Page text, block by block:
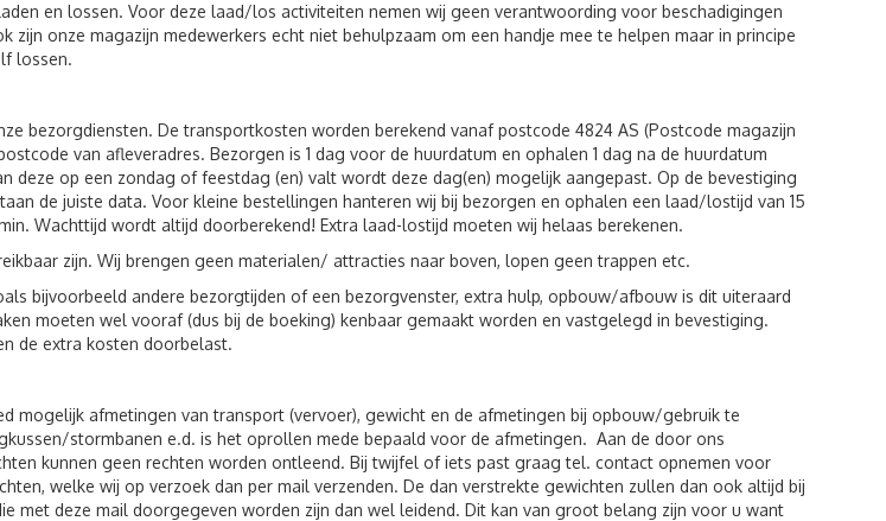
en lossen. Voor deze laad/los activiteiten nemen wij geen verantwoording voor beschadigingen
zijn onze magazijn medewerkers echt niet behulpzaam om een handje mee te helpen maar in principe
lossen.
bezorgdiensten. De transportkosten worden berekend vanaf postcode 4824 AS (Postcode magazijn
van afleveradres. Bezorgen is 1 dag voor de huurdatum en ophalen 1 dag na de huurdatum
deze op een zondag of feestdag (en) valt wordt deze dag(en) mogelijk aangepast. Op de bevestiging
de juiste data. Voor kleine bestellingen hanteren wij bij bezorgen en ophalen een laad/lostijd van 15
Wachttijd wordt altijd doorberekend! Extra laad-lostijd moeten wij helaas berekenen.
zijn. Wij brengen geen materialen/ attracties naar boven, lopen geen trappen etc.
bijvoorbeeld andere bezorgtijden of een bezorgvenster, extra hulp, opbouw/afbouw is dit uiteraard
moeten wel vooraf (dus bij de boeking) kenbaar gemaakt worden en vastgelegd in bevestiging.
de extra kosten doorbelast.
mogelijk afmetingen van transport (vervoer), gewicht en de afmetingen bij opbouw/gebruik te
stormbanen e.d. is het oprollen mede bepaald voor de afmetingen. Aan de door ons
kunnen geen rechten worden ontleend. Bij twijfel of iets past graag tel. contact opnemen voor
welke wij op verzoek dan per mail verzenden. De dan verstrekte gewichten zullen dan ook altijd bij
met deze mail doorgegeven worden zijn dan wel leidend. Dit kan van groot belang zijn voor u want